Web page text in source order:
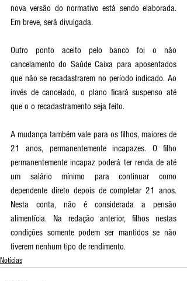
nova versão do normativo está sendo elaborada.
Em breve, será divulgada.
Outro ponto aceito pelo banco foi o não
cancelamento do Saúde Caixa para aposentados
que não se recadastrarem no período indicado. Ao
invés de cancelado, o plano ficará suspenso até
que o o recadastramento seja feito.
A mudança também vale para os filhos, maiores de
21 anos, permanentemente incapazes. O filho
permanentemente incapaz poderá ter renda de até
um salário mínimo para continuar como
dependente direto depois de completar 21 anos.
Nesta conta, não é considerada a pensão
alimentícia. Na redação anterior, filhos nestas
condições somente podem ser mantidos se não
tiverem nenhum tipo de rendimento.
Notícias